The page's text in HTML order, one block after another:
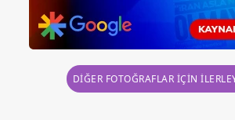
DİĞER FOTOĞRAFLAR İÇİN